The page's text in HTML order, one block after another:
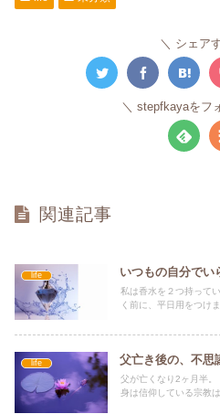
シェア
stepfkayaをフ
関連記事
life いつもの自分でい
私は香水を２つ持って
く前に、平日用をつけま
life 父亡き後の、不思
父が亡くなり2ヶ月半
身は信仰している宗教は